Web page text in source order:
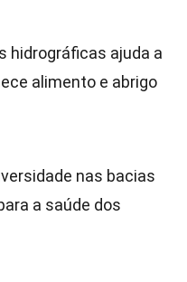
hidrográficas ajuda a
alimento e abrigo
nas bacias
a saúde dos